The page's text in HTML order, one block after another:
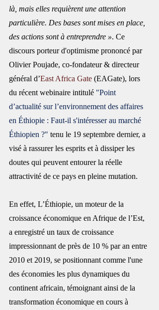
là, mais elles requièrent une attention
particulière. Des bases sont mises en place,
des actions sont à entreprendre ». Ce
discours porteur d'optimisme prononcé par
Olivier Poujade, co-fondateur & directeur
général d’East Africa Gate (EAGate), lors
du récent webinaire intitulé "Point
d’actualité sur l’environnement des affaires
en Éthiopie : Faut-il s'intéresser au marché
Éthiopien ?" tenu le 19 septembre dernier, a
visé à rassurer les esprits et à dissiper les
doutes qui peuvent entourer la réelle
attractivité de ce pays en pleine mutation.
En effet, L’Éthiopie, un moteur de la
croissance économique en Afrique de l’Est,
a enregistré un taux de croissance
impressionnant de près de 10 % par an entre
2010 et 2019, se positionnant comme l'une
des économies les plus dynamiques du
continent africain, témoignant ainsi de la
transformation économique en cours à